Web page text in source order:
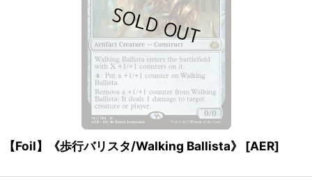
【Foil】《歩行バリスタ/Walking Ballista》 [AER]